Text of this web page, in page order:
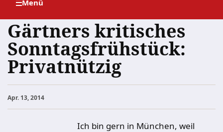
Gärtners kritisches
Sonntagsfrühstück:
Privatnützig
Apr. 13, 2014
Ich bin gern in München, weil